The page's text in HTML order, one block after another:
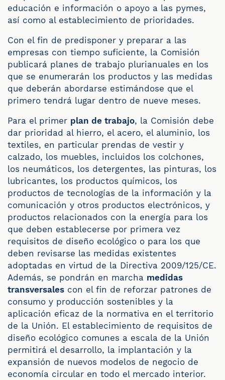
educación e información o apoyo a las pymes,
así como al establecimiento de prioridades.
Con el fin de predisponer y preparar a las
empresas con tiempo suficiente, la Comisión
publicará planes de trabajo plurianuales en los
que se enumerarán los productos y las medidas
que deberán abordarse estimándose que el
primero tendrá lugar dentro de nueve meses.
Para el primer plan de trabajo, la Comisión debe
dar prioridad al hierro, el acero, el aluminio, los
textiles, en particular prendas de vestir y
calzado, los muebles, incluidos los colchones,
los neumáticos, los detergentes, las pinturas, los
lubricantes, los productos químicos, los
productos de tecnologías de la información y la
comunicación y otros productos electrónicos, y
productos relacionados con la energía para los
que deben establecerse por primera vez
requisitos de diseño ecológico o para los que
deben revisarse las medidas existentes
adoptadas en virtud de la Directiva 2009/125/CE.
Además, se pondrán en marcha medidas
transversales con el fin de reforzar patrones de
consumo y producción sostenibles y la
aplicación eficaz de la normativa en el territorio
de la Unión. El establecimiento de requisitos de
diseño ecológico comunes a escala de la Unión
permitirá el desarrollo, la implantación y la
expansión de nuevos modelos de negocio de
economía circular en todo el mercado interior.